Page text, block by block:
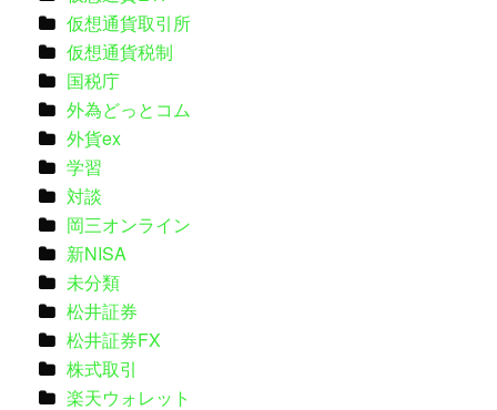
仮想通貨取引所
仮想通貨税制
国税庁
外為どっとコム
外貨ex
学習
対談
岡三オンライン
新NISA
未分類
松井証券
松井証券FX
株式取引
楽天ウォレット